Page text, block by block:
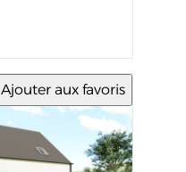
Ajouter aux favoris